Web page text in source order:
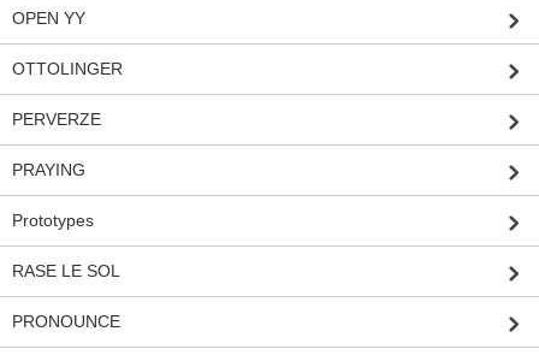
OPEN YY
OTTOLINGER
PERVERZE
PRAYING
Prototypes
RASE LE SOL
PRONOUNCE